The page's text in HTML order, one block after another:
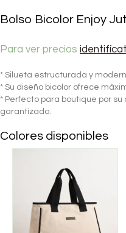
Bolso Bicolor Enjoy
Para ver precios
* Silueta estructurada y
* Su diseño bicolor ofrece
* Perfecto para boutique por
garantizado.
Colores disponibles